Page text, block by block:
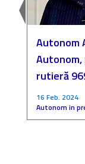
Autonom
Autonom,
rutieră
16 Feb. 2024
Autonom in